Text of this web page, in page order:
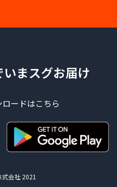
まスグお届け
ードはこちら
会社 2021